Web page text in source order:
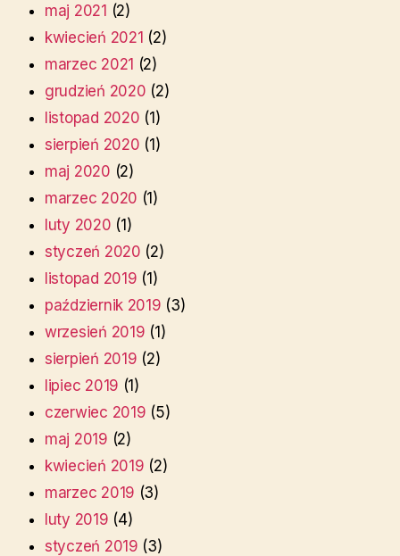
maj 2021 (2)
kwiecień 2021 (2)
marzec 2021 (2)
grudzień 2020 (2)
listopad 2020 (1)
sierpień 2020 (1)
maj 2020 (2)
marzec 2020 (1)
luty 2020 (1)
styczeń 2020 (2)
listopad 2019 (1)
październik 2019 (3)
wrzesień 2019 (1)
sierpień 2019 (2)
lipiec 2019 (1)
czerwiec 2019 (5)
maj 2019 (2)
kwiecień 2019 (2)
marzec 2019 (3)
luty 2019 (4)
styczeń 2019 (3)